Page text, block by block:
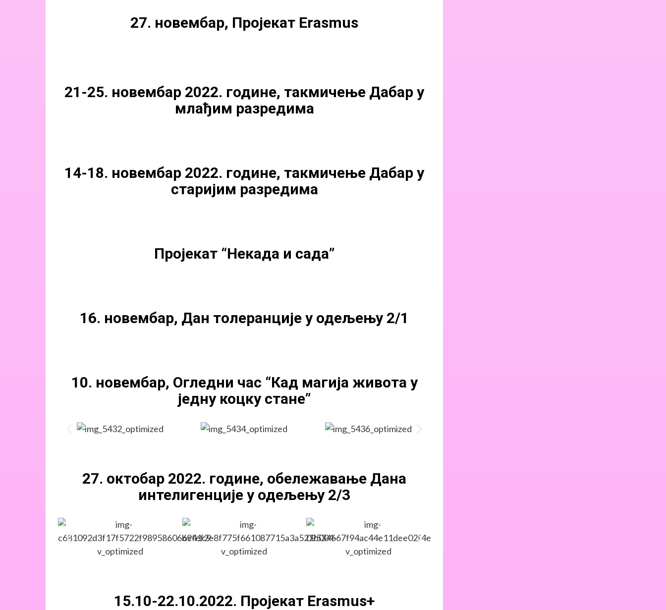
27. новембар, Пројекат Erasmus
21-25. новембар 2022. године, такмичење Дабар у
млађим разредима
14-18. новембар 2022. године, такмичење Дабар у
старијим разредима
Пројекат “Некада и сада”
16. новембар, Дан толеранције у одељењу 2/1
10. новембар, Огледни час “Кад магија живота у
једну коцку стане”
27. октобар 2022. године, обележавање Дана
интелигенције у одељењу 2/3
15.10-22.10.2022. Пројекат Erasmus+